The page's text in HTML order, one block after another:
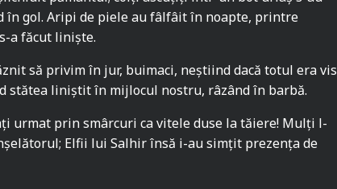
în gol. Aripi de piele au fâlfâit în noapte, printre
a făcut linişte.
să privim în jur, buimaci, neștiind dacă totul era vis
stătea liniștit în mijlocul nostru, râzând în barbă.
urmat prin smârcuri ca vitele duse la tăiere! Mulți l-
Elfii lui Salhir însă i-au simțit prezența de